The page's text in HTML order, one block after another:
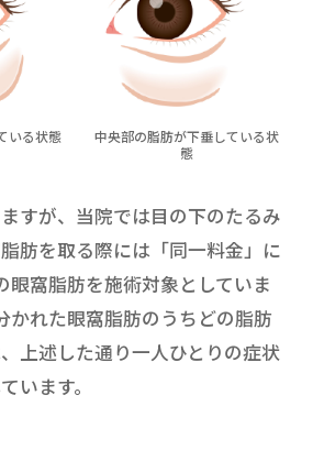
いる状態
中央部の脂肪が下垂している状
態
すが、当院では目の下のたるみ
肪を取る際には「同一料金」に
眼窩脂肪を施術対象としていま
かれた眼窩脂肪のうちどの脂肪
上述した通り一人ひとりの症状
います。